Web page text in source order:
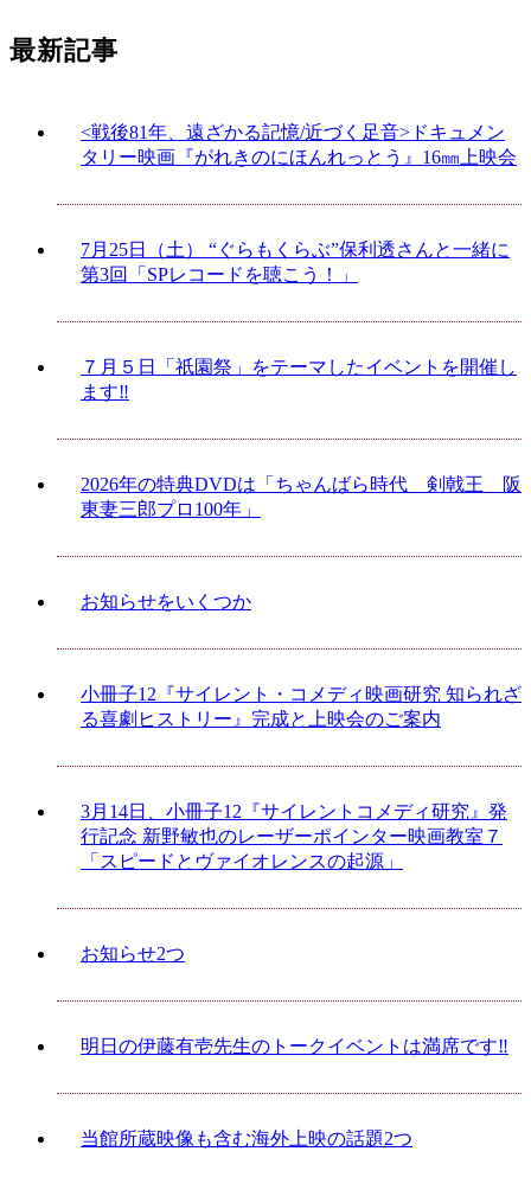
最新記事
<戦後81年、遠ざかる記憶/近づく足音>ドキュメン
タリー映画『がれきのにほんれっとう』16㎜上映会
7月25日（土） “ぐらもくらぶ”保利透さんと一緒に
第3回「SPレコードを聴こう！」
７月５日「祇園祭」をテーマしたイベントを開催し
ます‼
2026年の特典DVDは「ちゃんばら時代 剣戟王 阪
東妻三郎プロ100年」
お知らせをいくつか
小冊子12『サイレント・コメディ映画研究 知られざ
る喜劇ヒストリー』完成と上映会のご案内
3月14日、小冊子12『サイレントコメディ研究』発
行記念 新野敏也のレーザーポインター映画教室７
「スピードとヴァイオレンスの起源」
お知らせ2つ
明日の伊藤有壱先生のトークイベントは満席です‼
当館所蔵映像も含む海外上映の話題2つ